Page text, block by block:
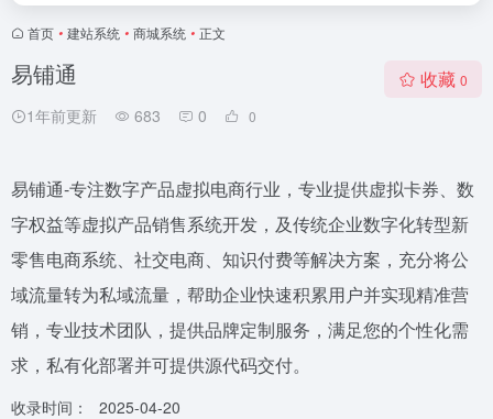
首页 • 建站系统 • 商城系统 • 正文
易铺通
1年前更新 683 0 0
收藏 0
易铺通-专注数字产品虚拟电商行业，专业提供虚拟卡券、数
字权益等虚拟产品销售系统开发，及传统企业数字化转型新
零售电商系统、社交电商、知识付费等解决方案，充分将公
域流量转为私域流量，帮助企业快速积累用户并实现精准营
销，专业技术团队，提供品牌定制服务，满足您的个性化需
求，私有化部署并可提供源代码交付。
收录时间：
2025-04-20